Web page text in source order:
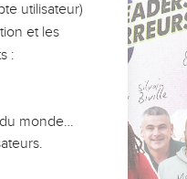
utilisateur)
et les
:
monde…